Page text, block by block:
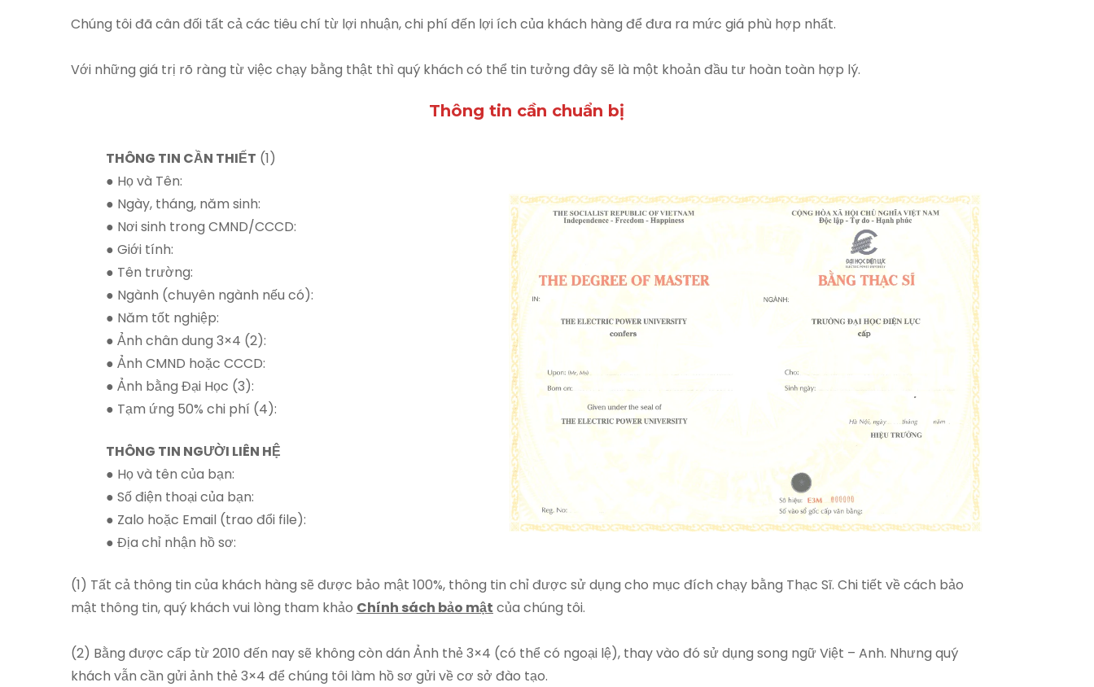
Chúng tôi đã cân đối tất cả các tiêu chí từ lợi nhuận, chi phí đến lợi ích của khách hàng để đưa ra mức giá phù hợp nhất.
Với những giá trị rõ ràng từ việc chạy bằng thật thì quý khách có thể tin tưởng đây sẽ là một khoản đầu tư hoàn toàn hợp lý.
Thông tin cần chuẩn bị
THÔNG TIN CẦN THIẾT (1)
● Họ và Tên:
● Ngày, tháng, năm sinh:
● Nơi sinh trong CMND/CCCD:
● Giới tính:
● Tên trường:
● Ngành (chuyên ngành nếu có):
● Năm tốt nghiệp:
● Ảnh chân dung 3×4 (2):
● Ảnh CMND hoặc CCCD:
● Ảnh bằng Đại Học (3):
● Tạm ứng 50% chi phí (4):
THÔNG TIN NGƯỜI LIÊN HỆ
● Họ và tên của bạn:
● Số điện thoại của bạn:
● Zalo hoặc Email (trao đổi file):
● Địa chỉ nhận hồ sơ:
(1) Tất cả thông tin của khách hàng sẽ được bảo mật 100%, thông tin chỉ được sử dụng cho mục đích chạy bằng Thạc Sĩ. Chi tiết về cách bảo
mật thông tin, quý khách vui lòng tham khảo Chính sách bảo mật của chúng tôi.
(2) Bằng được cấp từ 2010 đến nay sẽ không còn dán Ảnh thẻ 3×4 (có thể có ngoại lệ), thay vào đó sử dụng song ngữ Việt – Anh. Nhưng quý
khách vẫn cần gửi ảnh thẻ 3×4 để chúng tôi làm hồ sơ gửi về cơ sở đào tạo.